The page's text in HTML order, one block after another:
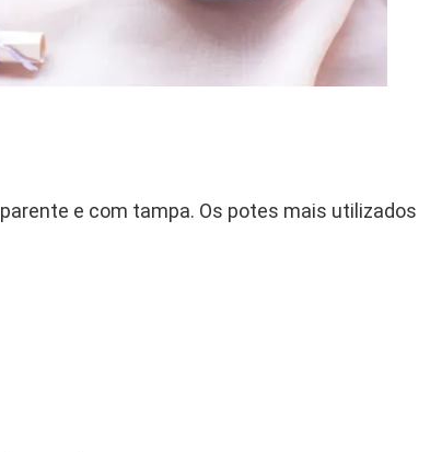
e com tampa. Os potes mais utilizados